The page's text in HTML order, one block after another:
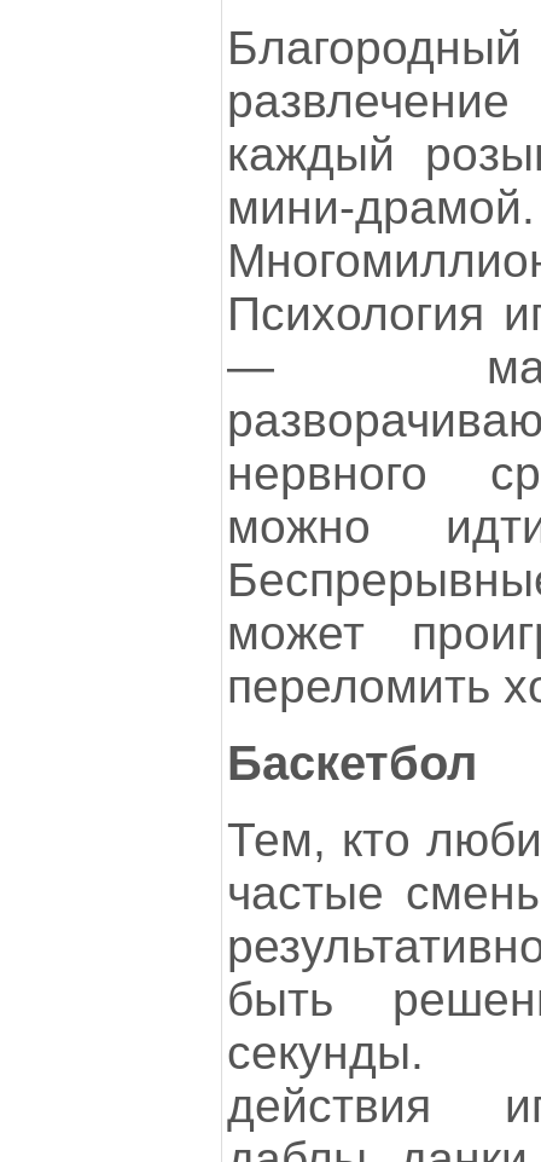
каждый
мини-драмой.
Психология
—
нервного
можно
может
переломить
Баскетбол
Тем, кто
частые
быть
секунды.
действия